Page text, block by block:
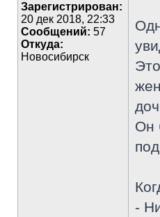
Зарегистрирован:
20 дек 2018, 22:33
Сообщений: 57
Откуда:
Новосибирск
Он
-